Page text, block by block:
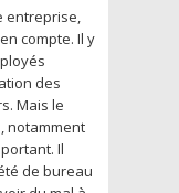
entreprise,
compte. Il y
des
Mais le
notamment
Il
de bureau